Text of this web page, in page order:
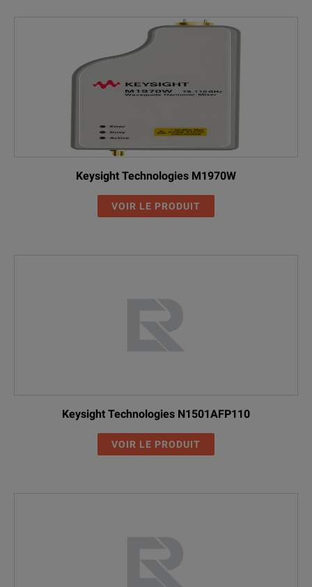
Keysight Technologies M1970W
VOIR LE PRODUIT
Keysight Technologies N1501AFP110
VOIR LE PRODUIT